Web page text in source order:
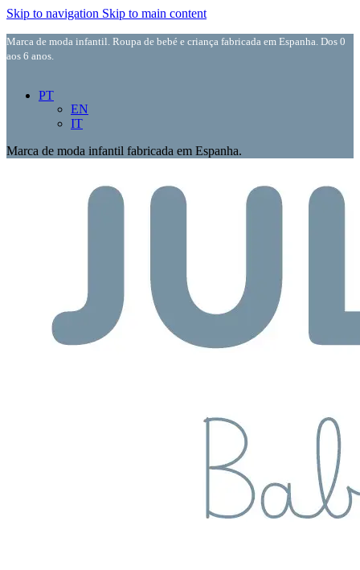
Skip to navigation Skip to main content
Marca de moda infantil. Roupa de bebé e criança fabricada em Espanha. Dos 0
aos 6 anos.
PT
EN
IT
Marca de moda infantil fabricada em Espanha.